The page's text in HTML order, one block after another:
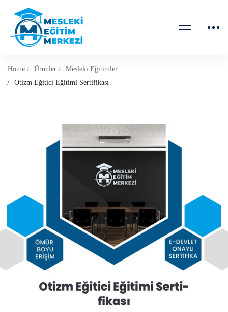
Home Ürünler
Mesleki Eğitimler
Otizm Eğitici Eğitimi Sertifikası